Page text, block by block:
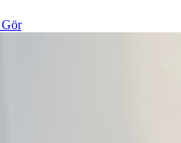
Gör